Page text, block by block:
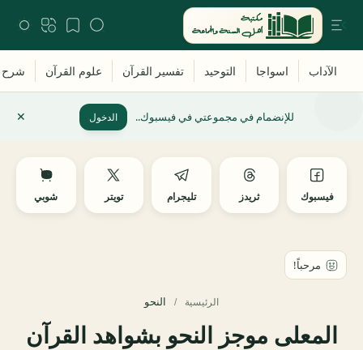
للإنضمام في مجموعتي في فيسبوك.. الدخول
فيسبوك ثريدز تليجرام تويتر شوبي
الرئيسية النحو
المعلى موجز النحو بشواهد القرآن